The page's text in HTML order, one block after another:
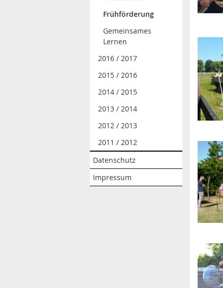
Frühförderung
Gemeinsames
Lernen
2016 / 2017
2015 / 2016
2014 / 2015
2013 / 2014
2012 / 2013
2011 / 2012
Datenschutz
Impressum